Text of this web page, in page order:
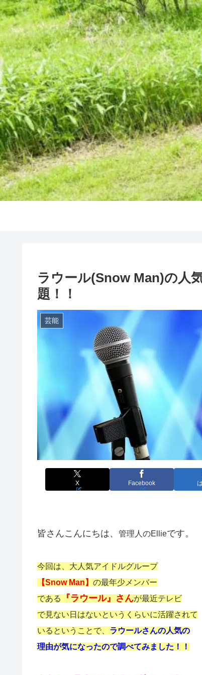
ラウール(Snow Man)の人
題！！
芸能
X Facebook
皆さんこんにちは、 管理人のEllieです。
今回は、大人気アイドルグループ
【Snow Man】 の最年少メンバー
である
『ラウール』さんが最近テレビ
で見ない日はないというくらいに活躍されて
いるということで、 ラウールさんの人気の
理由が気になったので調べてみました！！